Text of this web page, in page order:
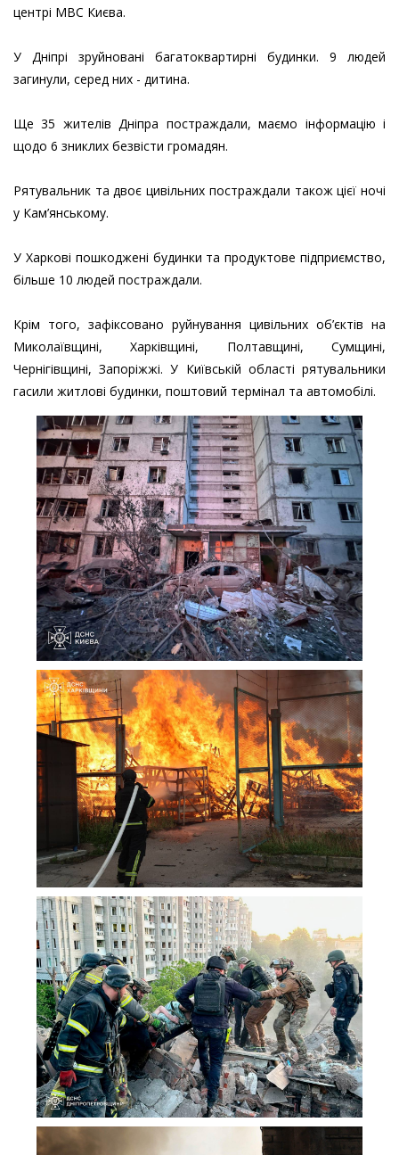
центрі МВС Києва.
У Дніпрі зруйновані багатоквартирні будинки. 9 людей
загинули, серед них - дитина.
Ще 35 жителів Дніпра постраждали, маємо інформацію і
щодо 6 зниклих безвісти громадян.
Рятувальник та двоє цивільних постраждали також цієї ночі
у Кам’янському.
У Харкові пошкоджені будинки та продуктове підприємство,
більше 10 людей постраждали.
Крім того, зафіксовано руйнування цивільних об’єктів на
Миколаївщині, Харківщині, Полтавщині, Сумщині,
Чернігівщині, Запоріжжі. У Київській області рятувальники
гасили житлові будинки, поштовий термінал та автомобілі.